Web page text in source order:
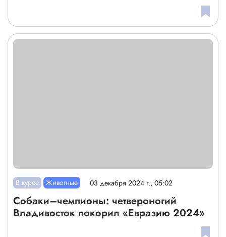
В курсе Животные 03 декабря 2024 г., 05:02
Собаки–чемпионы: четвероногий
Владивосток покорил «Евразию 2024»